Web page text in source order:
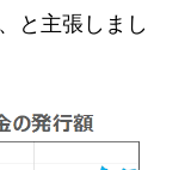
と主張しまし